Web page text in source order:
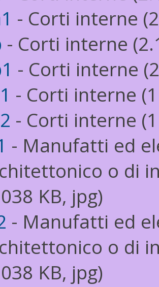
- Corti interne
- Corti interne
- Corti interne
- Corti interne
- Corti interne
- Manufatti ed
o di
KB, jpg)
- Manufatti ed
o di
KB, jpg)